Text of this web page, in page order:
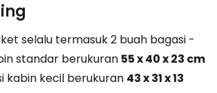
selalu termasuk 2 buah bagasi -
standar berukuran 55 x 40 x 23 cm
kabin kecil berukuran 43 x 31 x 13